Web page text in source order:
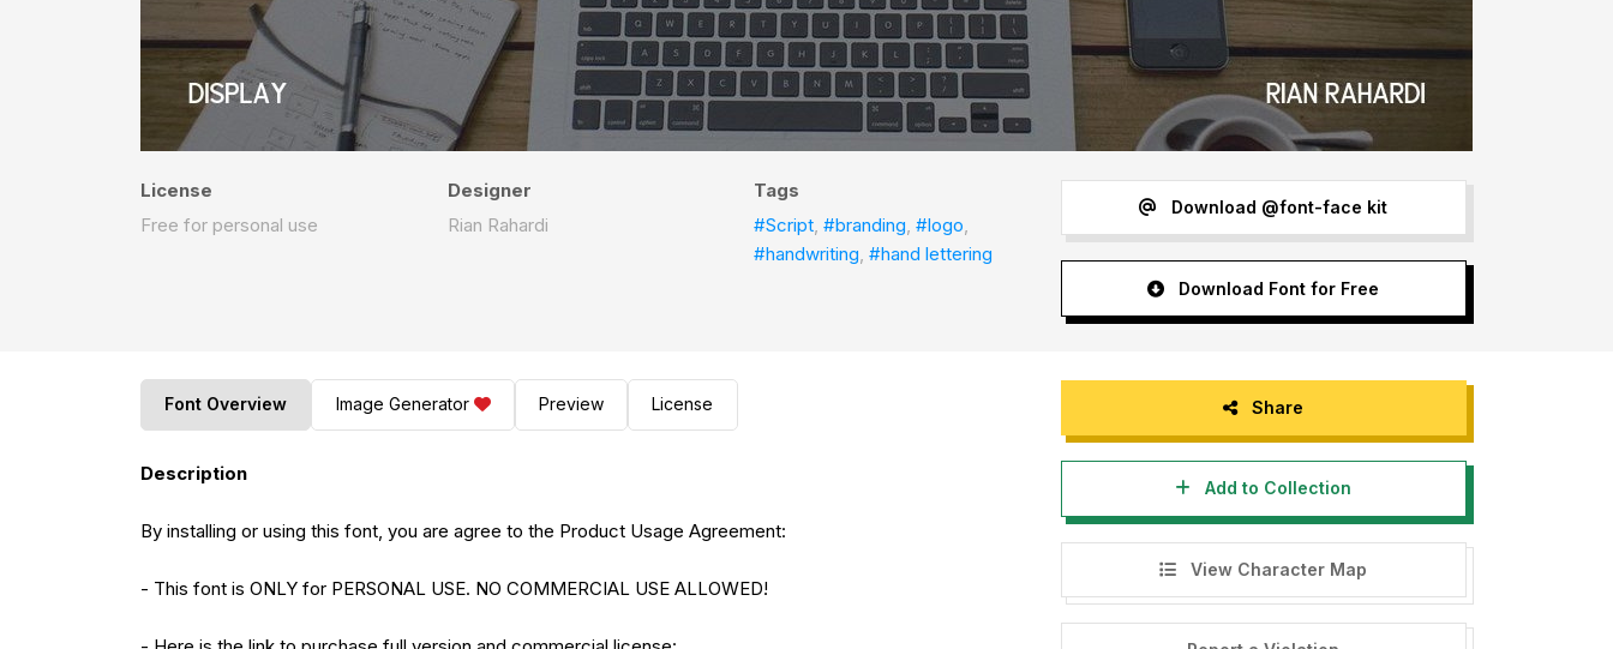
License
Free for personal use
Designer
Rian Rahardi
Tags
#Script,#branding,#logo,
#handwriting,#hand lettering
Download @font-face kit
Download Font for Free
Font Overview Image Generator Preview License
Description
By installing or using this font, you are agree to the Product Usage Agreement:
- This font is ONLY for PERSONAL USE. NO COMMERCIAL USE ALLOWED!
Share
Add to Collection
View Character Map